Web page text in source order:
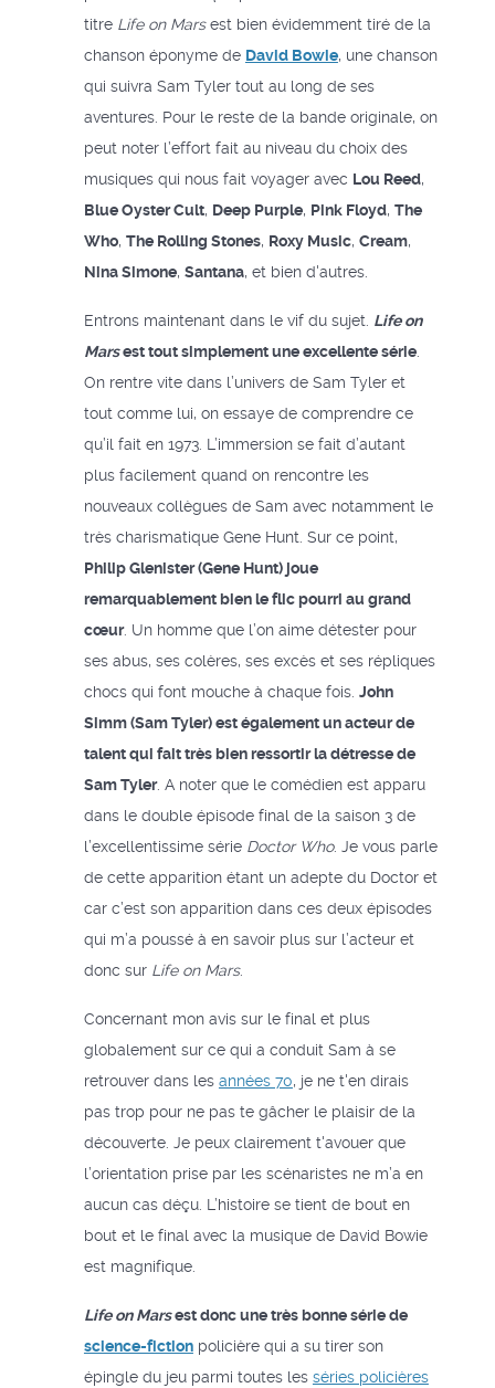
titre Life on Marsest bien évidemment tiré de la
chanson éponyme de David Bowie, une chanson
qui suivra Sam Tyler tout au long de ses
aventures. Pour le reste de la bande originale, on
peut noter l’effort fait au niveau du choix des
musiques qui nous fait voyager avec Lou Reed,
Blue Oyster Cult, Deep Purple, Pink Floyd, The
Who, The Rolling Stones, Roxy Music, Cream,
Nina Simone, Santana, et bien d'autres.
Entrons maintenant dans le vif du sujet. Life on
Marsest tout simplement une excellente série.
On rentre vite dans l’univers de Sam Tyler et
tout comme lui, on essaye de comprendre ce
qu’il fait en 1973. L’immersion se fait d’autant
plus facilement quand on rencontre les
nouveaux collègues de Sam avec notamment le
très charismatique Gene Hunt. Sur ce point,
Philip Glenister (Gene Hunt) joue
remarquablement bien le flic pourri au grand
cœur. Un homme que l’on aime détester pour
ses abus, ses colères, ses excès et ses répliques
chocs qui font mouche à chaque fois. John
Simm (Sam Tyler) est également un acteur de
talent qui fait très bien ressortir la détresse de
Sam Tyler. A noter que le comédien est apparu
dans le double épisode final de la saison 3 de
l’excellentissime série Doctor Who. Je vous parle
de cette apparition étant un adepte du Doctor et
car c’est son apparition dans ces deux épisodes
qui m’a poussé à en savoir plus sur l’acteur et
donc sur Life on Mars.
Concernant mon avis sur le final et plus
globalement sur ce qui a conduit Sam à se
retrouver dans les années 70, je ne t'en dirais
pas trop pour ne pas te gâcher le plaisir de la
découverte. Je peux clairement t'avouer que
l’orientation prise par les scénaristes ne m’a en
aucun cas déçu. L’histoire se tient de bout en
bout et le final avec la musique de David Bowie
est magnifique.
Life on Marsest donc une très bonne série de
science-fictionpolicière qui a su tirer son
épingle du jeu parmi toutes les séries policières